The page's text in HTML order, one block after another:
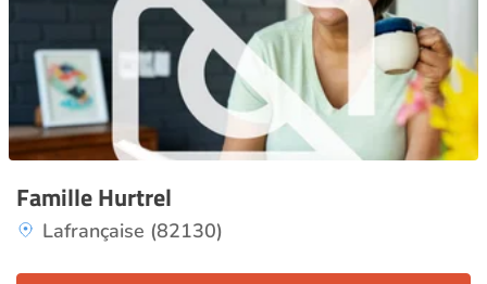
Famille Hurtrel
Lafrançaise (82130)